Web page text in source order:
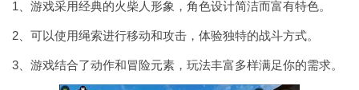
1、游戏采用经典的火柴人形象，角色设计简洁而富有特色。
2、可以使用绳索进行移动和攻击，体验独特的战斗方式。
3、游戏结合了动作和冒险元素，玩法丰富多样满足你的需求。